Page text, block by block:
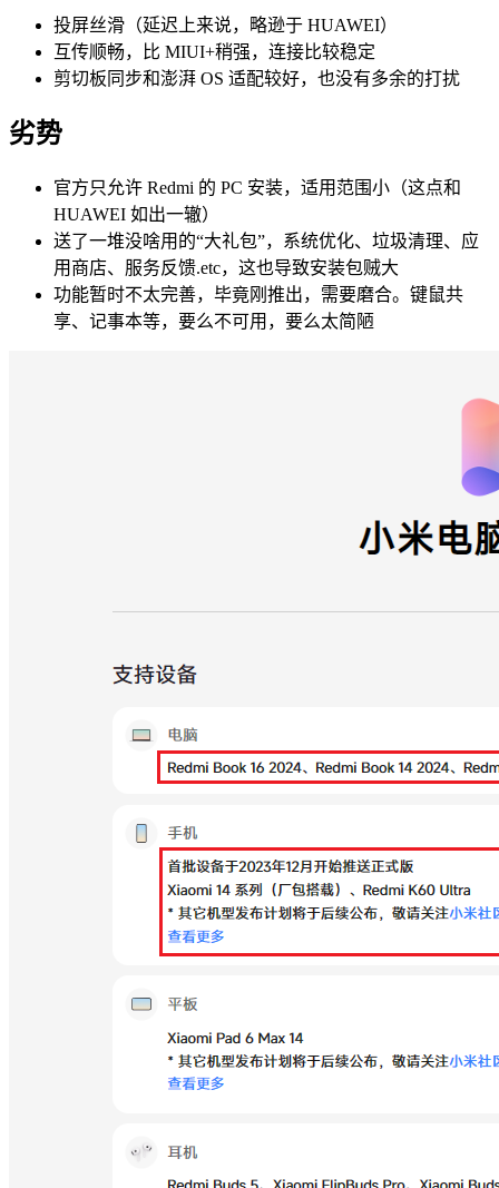
投屏丝滑（延迟上来说，略逊于 HUAWEI）
互传顺畅，比 MIUI+稍强，连接比较稳定
剪切板同步和澎湃 OS 适配较好，也没有多余的打扰
劣势
官方只允许 Redmi 的 PC 安装，适用范围小（这点和
HUAWEI 如出一辙）
送了一堆没啥用的“大礼包”，系统优化、垃圾清理、应
用商店、服务反馈.etc，这也导致安装包贼大
功能暂时不太完善，毕竟刚推出，需要磨合。键鼠共
享、记事本等，要么不可用，要么太简陋